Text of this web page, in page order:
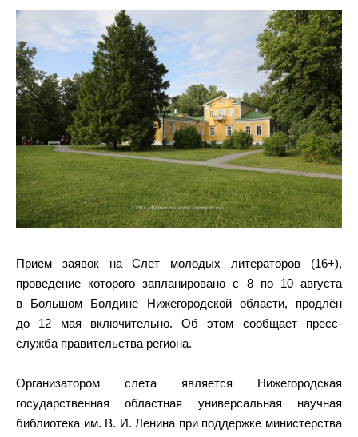
Прием заявок на Слет молодых литераторов (16+),
проведение которого запланировано с 8 по 10 августа
в Большом Болдине Нижегородской области, продлён
до 12 мая включительно. Об этом сообщает пресс-
служба правительства региона.
Организатором слета является Нижегородская
государственная областная универсальная научная
библиотека им. В. И. Ленина при поддержке министерства